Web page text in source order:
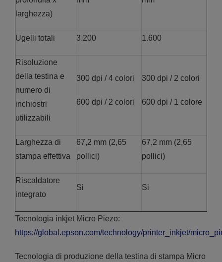
larghezza)
Ugelli totali 3.200 1.600
Risoluzione
della testina e
numero di
inchiostri
utilizzabili
300 dpi / 4 colori
600 dpi / 2 colori
300 dpi / 2 colori
600 dpi / 1 colore
Larghezza di
stampa effettiva
67,2 mm (2,65
pollici)
67,2 mm (2,65
pollici)
Riscaldatore
integrato
Si Si
Tecnologia inkjet Micro Piezo:
https://global.epson.com/technology/printer_inkjet/
Tecnologia di produzione della testina di stampa Micro